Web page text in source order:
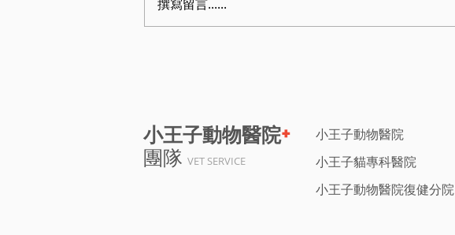
撰寫留言......
小王子動物醫院+
團隊 VET SERVICE
小王子動物醫院
小王子貓專科醫院
小王子動物醫院復健分院